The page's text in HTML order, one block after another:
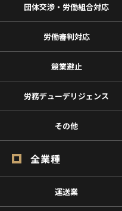
団体交渉・労働組合対応
労働審判対応
競業避止
労務デューデリジェンス
その他
全業種
運送業